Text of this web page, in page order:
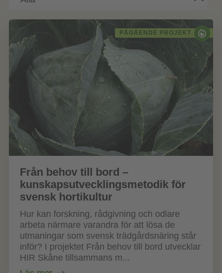
PÅGÅENDE PROJEKT
Från behov till bord –
kunskapsutvecklingsmetodik för
svensk hortikultur
Hur kan forskning, rådgivning och odlare
arbeta närmare varandra för att lösa de
utmaningar som svensk trädgårdsnäring står
inför? I projektet Från behov till bord utvecklar
HIR Skåne tillsammans m...